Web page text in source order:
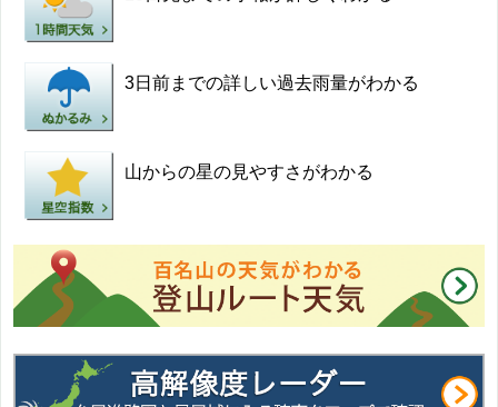
3日前までの詳しい過去雨量がわかる
山からの星の見やすさがわかる